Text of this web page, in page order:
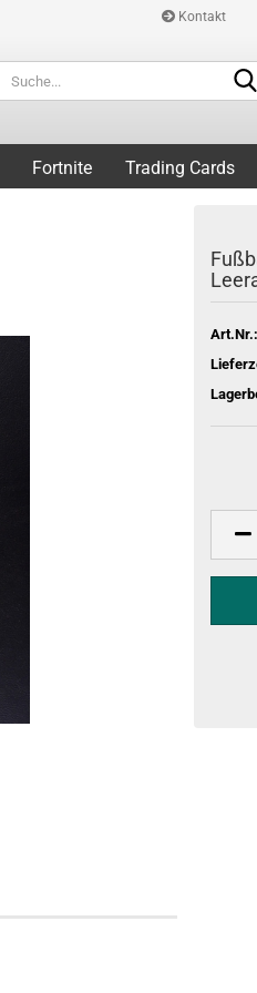
Kontakt
Fortnite Trading Cards
Art.Nr.: